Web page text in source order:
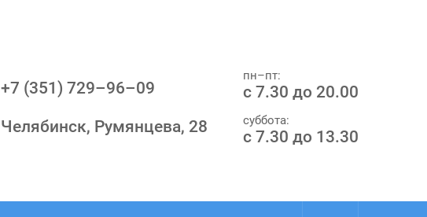
+7 (351) 729–96–09
Челябинск, Румянцева, 28
пн–пт:
с 7.30 до 20.00
суббота:
с 7.30 до 13.30